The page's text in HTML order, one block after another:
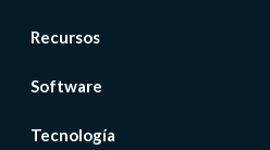
Recursos
Software
Tecnología